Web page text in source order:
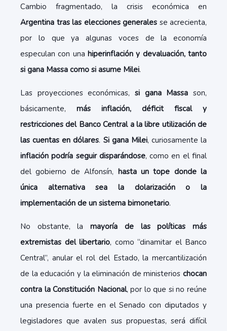
Cambio fragmentado, la crisis económica en
Argentina tras las elecciones generales se acrecienta,
por lo que ya algunas voces de la economía
especulan con una hiperinflación y devaluación, tanto
si gana Massa como si asume Milei.
Las proyecciones económicas, si gana Massa son,
básicamente, más inflación, déficit fiscal y
restricciones del Banco Central a la libre utilización de
las cuentas en dólares. Si gana Milei, curiosamente la
inflación podría seguir disparándose, como en el final
del gobierno de Alfonsín, hasta un tope donde la
única alternativa sea la dolarización o la
implementación de un sistema bimonetario.
No obstante, lamayoría de las políticas más
extremistas del libertario, como “dinamitar el Banco
Central”, anular el rol del Estado, la mercantilización
de la educación y la eliminación de ministerios chocan
contra la Constitución Nacional, por lo que si no reúne
una presencia fuerte en el Senado con diputados y
legisladores que avalen sus propuestas, será difícil